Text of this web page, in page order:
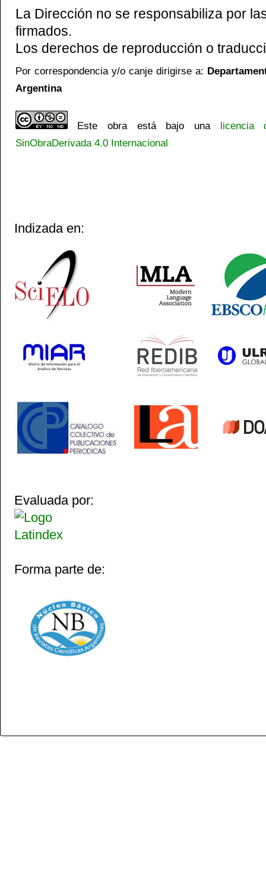
La Dirección no se responsabiliza por
firmados.
Los derechos de reproducción o
Por correspondencia y/o canje dirigirse a:
Argentina
Este obra está bajo una licencia
SinObraDerivada 4.0 Internacional
Indizada en:
Evaluada por:
Forma parte de: